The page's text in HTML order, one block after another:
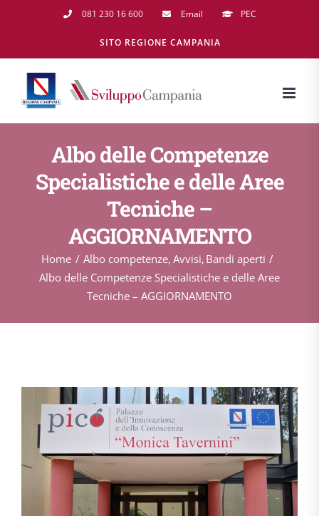
081 230 16 600 Email PEC
SITO REGIONE CAMPANIA
Albo delle Competenze
Specialistiche e delle Aree
Tecniche –
AGGIORNAMENTO
Home Albo competenze Avvisi Bandi aperti
Albo delle Competenze Specialistiche e delle Aree
Tecniche – AGGIORNAMENTO